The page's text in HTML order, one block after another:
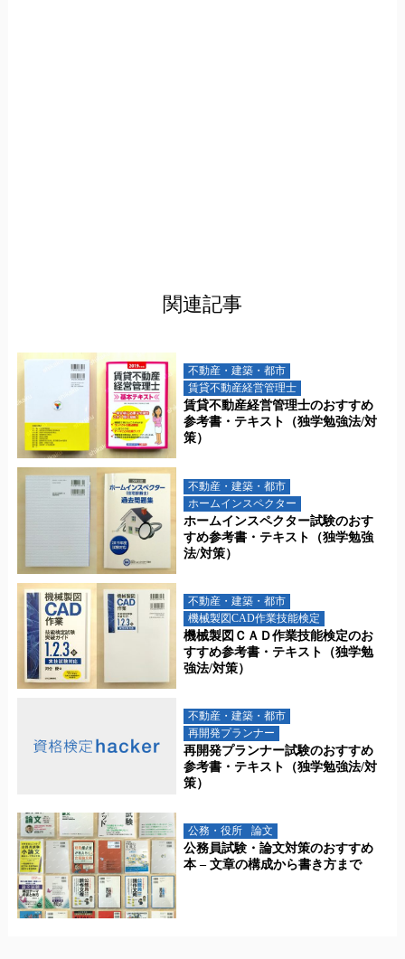
関連記事
不動産・建築・都市
賃貸不動産経営管理士
賃貸不動産経営管理士のおすすめ
参考書・テキスト（独学勉強法/対
策）
不動産・建築・都市
ホームインスペクター
ホームインスペクター試験のおす
すめ参考書・テキスト（独学勉強
法/対策）
不動産・建築・都市
機械製図CAD作業技能検定
機械製図ＣＡＤ作業技能検定のお
すすめ参考書・テキスト（独学勉
強法/対策）
不動産・建築・都市
再開発プランナー
再開発プランナー試験のおすすめ
参考書・テキスト（独学勉強法/対
策）
公務・役所 論文
公務員試験・論文対策のおすすめ
本 – 文章の構成から書き方まで